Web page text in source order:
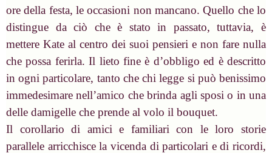
ore della festa, le occasioni non mancano. Quello che lo
distingue da ciò che è stato in passato, tuttavia, è
mettere Kate al centro dei suoi pensieri e non fare nulla
che possa ferirla. Il lieto fine è d’obbligo ed è descritto
in ogni particolare, tanto che chi legge si può benissimo
immedesimare nell’amico che brinda agli sposi o in una
delle damigelle che prende al volo il bouquet.
Il corollario di amici e familiari con le loro storie
parallele arricchisce la vicenda di particolari e di ricordi,